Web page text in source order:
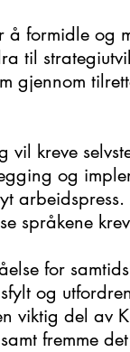
formidle og
til
gjennom
kreve
og
språkene
for
og
del av
fremme det